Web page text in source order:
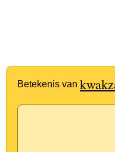
Betekenis van